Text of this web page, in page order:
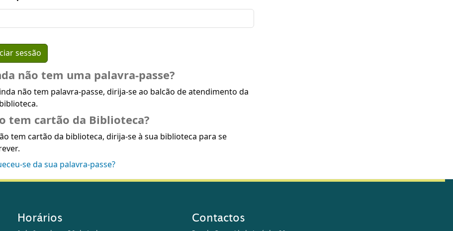
não tem uma palavra-passe?
não tem palavra-passe, dirija-se ao balcão de atendimento da
tem cartão da Biblioteca?
tem cartão da biblioteca, dirija-se à sua biblioteca para se
se da sua palavra-passe?
Horários Contactos